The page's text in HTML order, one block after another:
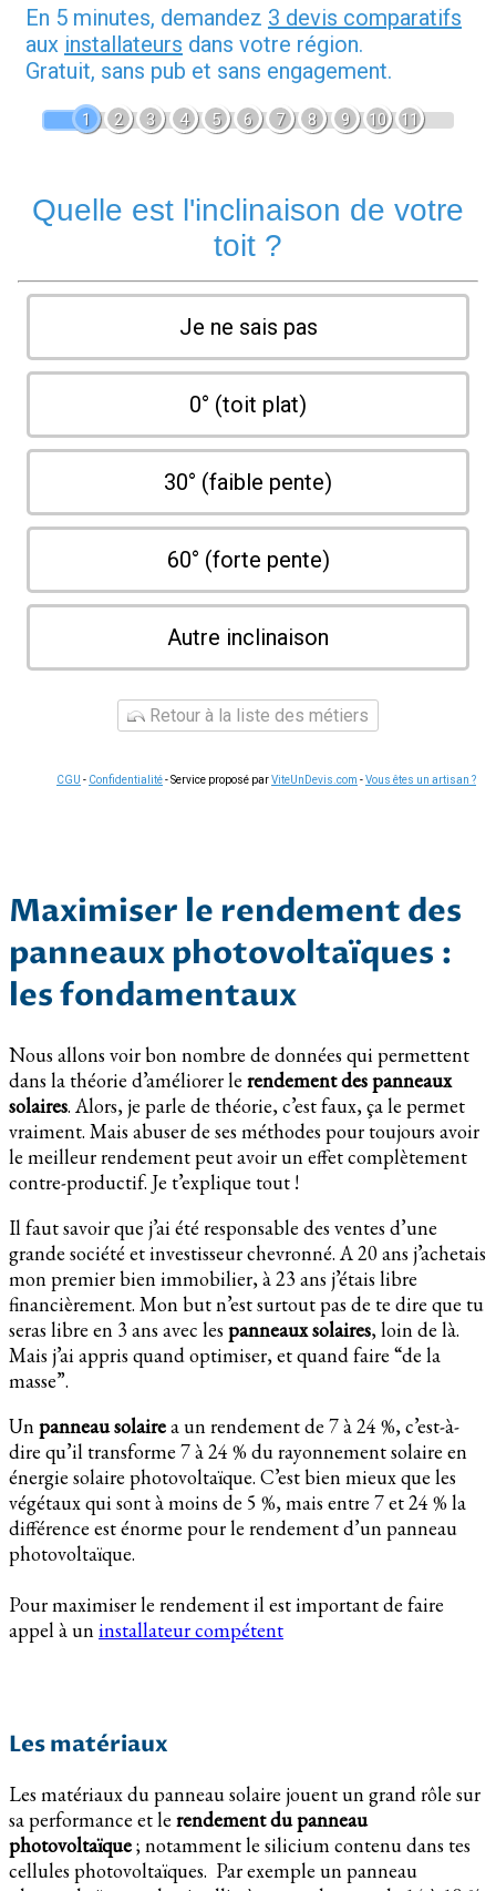
En 5 minutes, demandez 3 devis comparatifs
aux installateurs dans votre région.
Gratuit, sans pub et sans engagement.
1 2 3 4 5 6 7 8 9 10 11
Quelle est l'inclinaison de votre
toit ?
Je ne sais pas
0° (toit plat)
30° (faible pente)
60° (forte pente)
Autre inclinaison
Retour à la liste des métiers
CGU - Confidentialité- Service proposé parViteUnDevis.com -Vous êtes un artisan ?
Maximiser le rendement des
panneaux photovoltaïques :
les fondamentaux
Nous allons voir bon nombre de données qui permettent
dans la théorie d’améliorer le rendement des panneaux
solaires. Alors, je parle de théorie, c’est faux, ça le permet
vraiment. Mais abuser de ses méthodes pour toujours avoir
le meilleur rendement peut avoir un effet complètement
contre-productif. Je t’explique tout !
Il faut savoir que j’ai été responsable des ventes d’une
grande société et investisseur chevronné. A 20 ans j’achetais
mon premier bien immobilier, à 23 ans j’étais libre
financièrement. Mon but n’est surtout pas de te dire que tu
seras libre en 3 ans avec les panneaux solaires, loin de là.
Mais j’ai appris quand optimiser, et quand faire “de la
masse”.
Unpanneau solairea un rendement de 7 à 24 %, c’est-à-
dire qu’il transforme 7 à 24 % du rayonnement solaire en
énergie solaire photovoltaïque. C’est bien mieux que les
végétaux qui sont à moins de 5 %, mais entre 7 et 24 % la
différence est énorme pour le rendement d’un panneau
photovoltaïque.
Pour maximiser le rendement il est important de faire
appel à uninstallateur compétent
Les matériaux
Les matériaux du panneau solaire jouent un grand rôle sur
sa performance et le rendement du panneau
photovoltaïque; notamment le silicium contenu dans tes
cellules photovoltaïques. Par exemple un panneau